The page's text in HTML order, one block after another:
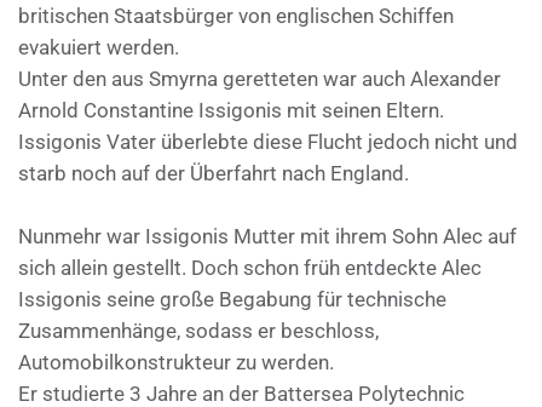
britischen Staatsbürger von englischen Schiffen
evakuiert werden.
Unter den aus Smyrna geretteten war auch Alexander
Arnold Constantine Issigonis mit seinen Eltern.
Issigonis Vater überlebte diese Flucht jedoch nicht und
starb noch auf der Überfahrt nach England.
Nunmehr war Issigonis Mutter mit ihrem Sohn Alec auf
sich allein gestellt. Doch schon früh entdeckte Alec
Issigonis seine große Begabung für technische
Zusammenhänge, sodass er beschloss,
Automobilkonstrukteur zu werden.
Er studierte 3 Jahre an der Battersea Polytechnic